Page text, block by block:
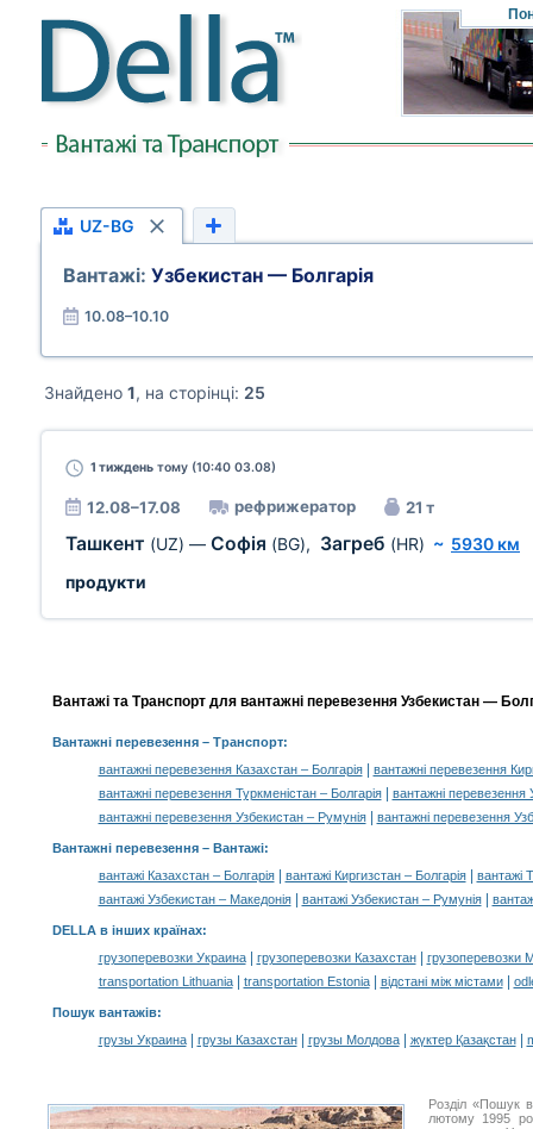
UZ-BG
Вантажі: Узбекистан — Болгарія
10.08–10.10
Знайдено 1, на сторінці: 25
1 тиждень тому (10:40 03.08)
12.08–17.08 рефрижератор 21 т
Ташкент (UZ) — Софія (BG), Загреб (HR) ~ 5930 км
продукти
Вантажі та Транспорт для вантажні перевезення Узбекистан —
Вантажні перевезення– Транспорт:
вантажні перевезення Казахстан – Болгарія|
вантажні перевезення
вантажні перевезення Туркменістан – Болгарія|
вантажні перевезення
вантажні перевезення Узбекистан – Румунія| вантажні перевезення
Вантажні перевезення – Вантажі:
вантажі Казахстан – Болгарія| вантажі Киргизстан – Болгарія|
вантажі
вантажі Узбекистан – Македонія| вантажі Узбекистан – Румунія|
DELLA в інших країнах:
грузоперевозки Украина| грузоперевозки Казахстан|
грузоперевозки
transportation Lithuania| transportation Estonia| відстані між містами|
Пошук вантажів:
грузы Украина| грузы Казахстан| грузы Молдова| жүктер Қазақстан|
Розділ «Пошук
лютому 1995